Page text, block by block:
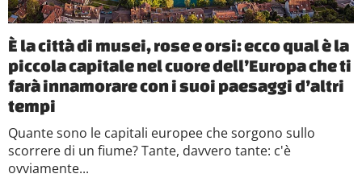
È la città di musei, rose e orsi: ecco qual è la
piccola capitale nel cuore dell’Europa che ti
farà innamorare con i suoi paesaggi d’altri
tempi
Quante sono le capitali europee che sorgono sullo
scorrere di un fiume? Tante, davvero tante: c'è
ovviamente...